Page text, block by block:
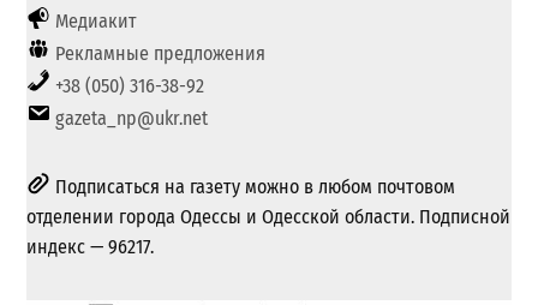
Медиакит
Рекламные предложения
+38 (050) 316-38-92
gazeta_np@ukr.net
Подписаться на газету можно в любом почтовом
отделении города Одессы и Одесской области. Подписной
индекс — 96217.